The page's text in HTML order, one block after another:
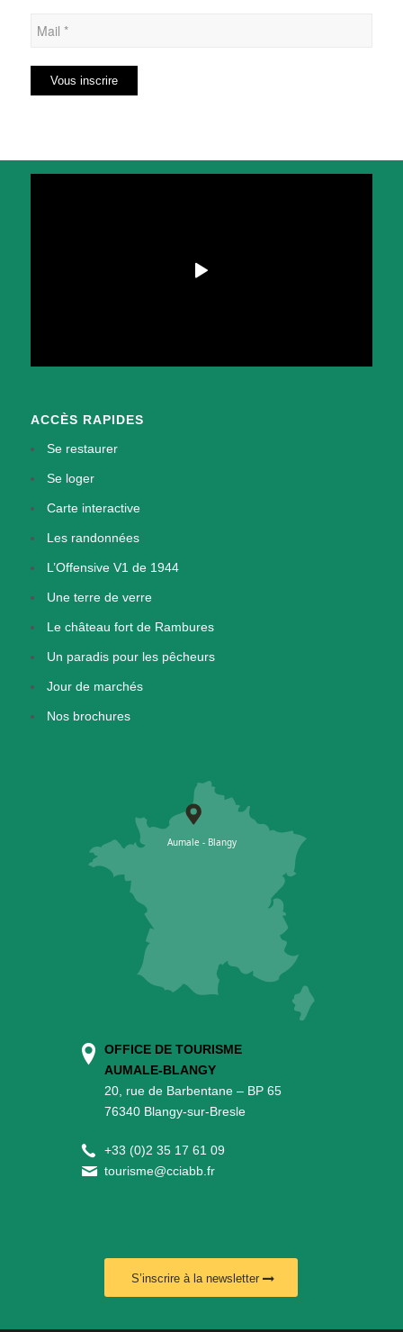
ACCÈS RAPIDES
Se restaurer
Se loger
Carte interactive
Les randonnées
L’Offensive V1 de 1944
Une terre de verre
Le château fort de Rambures
Un paradis pour les pêcheurs
Jour de marchés
Nos brochures
OFFICE DE TOURISME
AUMALE-BLANGY
20, rue de Barbentane – BP 65
76340 Blangy-sur-Bresle
+33 (0)2 35 17 61 09
tourisme@cciabb.fr
S’inscrire à la newsletter